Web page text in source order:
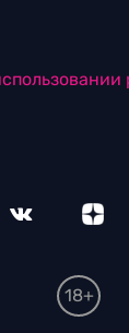
18+